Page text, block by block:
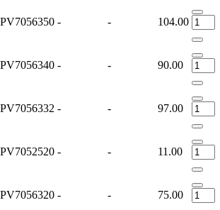
PV7056350 - - 104.00
PV7056340 - - 90.00
PV7056332 - - 97.00
PV7052520 - - 11.00
PV7056320 - - 75.00